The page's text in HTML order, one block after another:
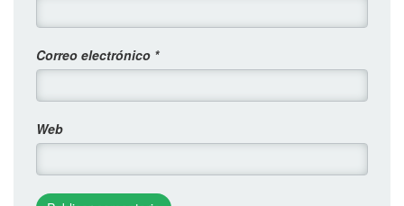
Correo electrónico *
Web